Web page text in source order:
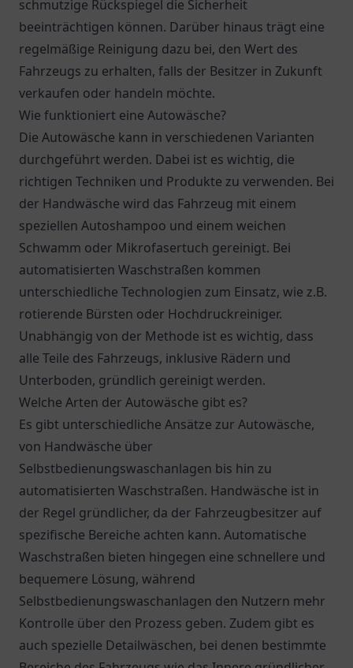
schmutzige Rückspiegel die Sicherheit
beeinträchtigen können. Darüber hinaus trägt eine
regelmäßige Reinigung dazu bei, den Wert des
Fahrzeugs zu erhalten, falls der Besitzer in Zukunft
verkaufen oder handeln möchte.
Wie funktioniert eine Autowäsche?
Die Autowäsche kann in verschiedenen Varianten
durchgeführt werden. Dabei ist es wichtig, die
richtigen Techniken und Produkte zu verwenden. Bei
der Handwäsche wird das Fahrzeug mit einem
speziellen Autoshampoo und einem weichen
Schwamm oder Mikrofasertuch gereinigt. Bei
automatisierten Waschstraßen kommen
unterschiedliche Technologien zum Einsatz, wie z.B.
rotierende Bürsten oder Hochdruckreiniger.
Unabhängig von der Methode ist es wichtig, dass
alle Teile des Fahrzeugs, inklusive Rädern und
Unterboden, gründlich gereinigt werden.
Welche Arten der Autowäsche gibt es?
Es gibt unterschiedliche Ansätze zur Autowäsche,
von Handwäsche über
Selbstbedienungswaschanlagen bis hin zu
automatisierten Waschstraßen. Handwäsche ist in
der Regel gründlicher, da der Fahrzeugbesitzer auf
spezifische Bereiche achten kann. Automatische
Waschstraßen bieten hingegen eine schnellere und
bequemere Lösung, während
Selbstbedienungswaschanlagen den Nutzern mehr
Kontrolle über den Prozess geben. Zudem gibt es
auch spezielle Detailwäschen, bei denen bestimmte